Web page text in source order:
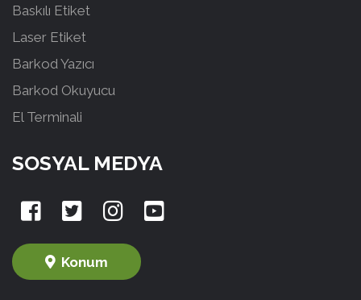
Baskılı Etiket
Laser Etiket
Barkod Yazıcı
Barkod Okuyucu
El Terminali
SOSYAL MEDYA
Konum